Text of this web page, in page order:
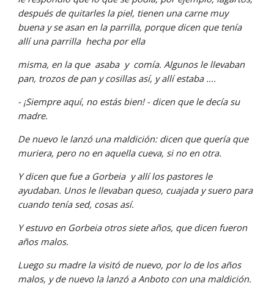
después de quitarles la piel, tienen una carne muy
buena y se asan en la parrilla, porque dicen que tenía
allí una parrilla  hecha por ella
misma, en la que  asaba  y  comía. Algunos le llevaban
pan, trozos de pan y cosillas así, y allí estaba ....
- ¡Siempre aquí, no estás bien! - dicen que le decía su
madre.
De nuevo le lanzó una maldición: dicen que quería que
muriera, pero no en aquella cueva, si no en otra.
Y dicen que fue a Gorbeia  y allí los pastores le
ayudaban. Unos le llevaban queso, cuajada y suero para
cuando tenía sed, cosas así.
Y estuvo en Gorbeia otros siete años, que dicen fueron
años malos.
Luego su madre la visitó de nuevo, por lo de los años
malos, y de nuevo la lanzó a Anboto con una maldición.